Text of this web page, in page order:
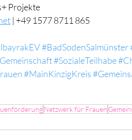
Projekte
| +49 1577 8711 865
#BadSodenSalmünster
#SozialeTeilhabe
#MainKinzigKreis
Netzwerk für Frauen